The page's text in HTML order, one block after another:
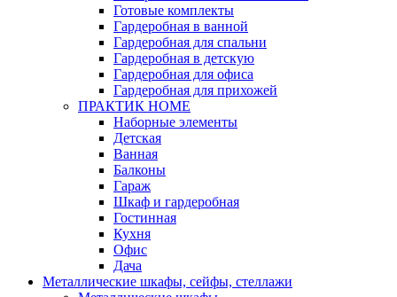
Готовые комплекты
Гардеробная в ванной
Гардеробная для спальни
Гардеробная в детскую
Гардеробная для офиса
Гардеробная для прихожей
ПРАКТИК HOME
Наборные элементы
Детская
Ванная
Балконы
Гараж
Шкаф и гардеробная
Гостинная
Кухня
Офис
Дача
Металлические шкафы, сейфы, стеллажи